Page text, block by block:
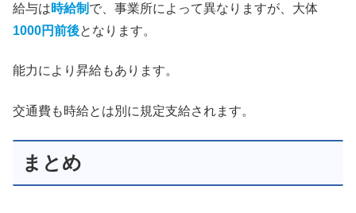
給与は時給制 で、事業所によって異なりますが、大体
1000円前後となります。
能力により昇給もあります。
交通費も時給とは別に規定支給されます。
まとめ